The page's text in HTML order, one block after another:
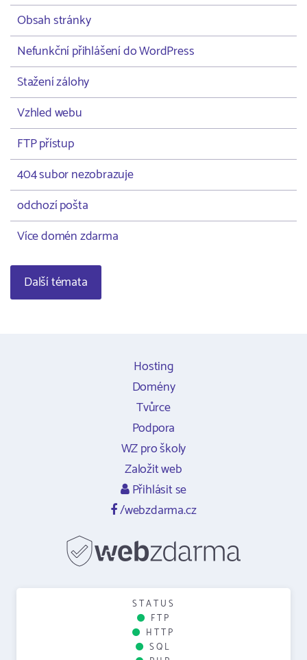
Obsah stránky
Nefunkční přihlášení do WordPress
Stažení zálohy
Vzhled webu
FTP přístup
404 subor nezobrazuje
odchozí pošta
Více domén zdarma
Další témata
Hosting
Domény
Tvůrce
Podpora
WZ pro školy
Založit web
Přihlásit se
/webzdarma.cz
STATUS
FTP
HTTP
SQL